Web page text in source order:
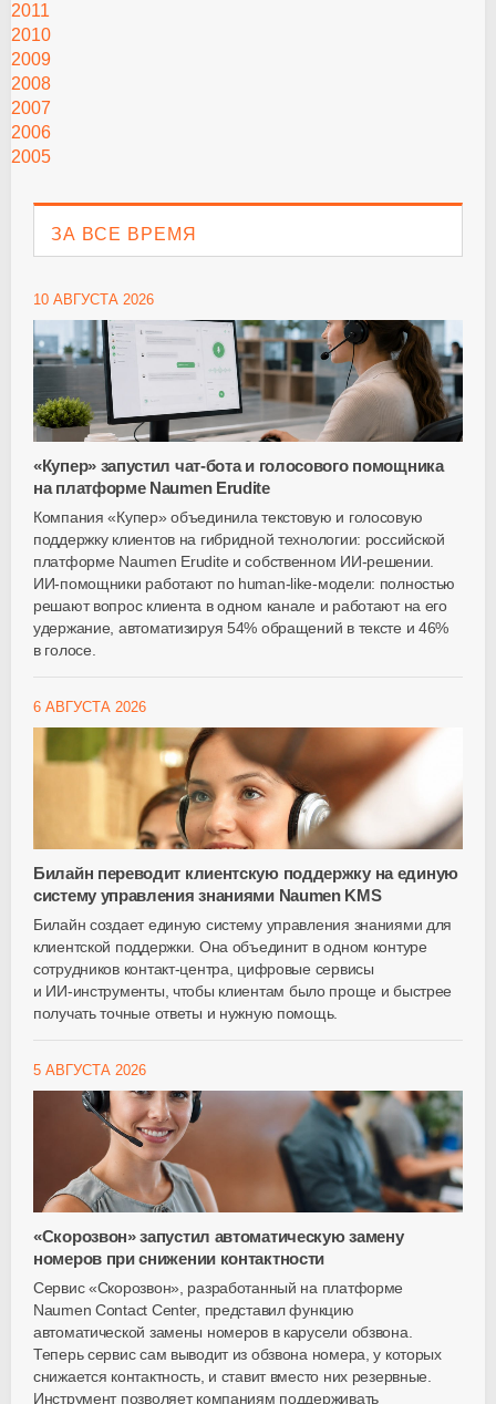
2011
2010
2009
2008
2007
2006
2005
ЗА ВСЕ ВРЕМЯ
10 АВГУСТА 2026
«Купер» запустил чат-бота и голосового помощника
на платформе Naumen Erudite
Компания «Купер» объединила текстовую и голосовую
поддержку клиентов на гибридной технологии: российской
платформе Naumen Erudite и собственном ИИ-решении.
ИИ-помощники работают по human-like-модели: полностью
решают вопрос клиента в одном канале и работают на его
удержание, автоматизируя 54% обращений в тексте и 46%
в голосе.
6 АВГУСТА 2026
Билайн переводит клиентскую поддержку на единую
систему управления знаниями Naumen KMS
Билайн создает единую систему управления знаниями для
клиентской поддержки. Она объединит в одном контуре
сотрудников контакт-центра , цифровые сервисы
и ИИ-инструменты , чтобы клиентам было проще и быстрее
получать точные ответы и нужную помощь.
5 АВГУСТА 2026
«Скорозвон» запустил автоматическую замену
номеров при снижении контактности
Сервис «Скорозвон», разработанный на платформе
Naumen Contact Center, представил функцию
автоматической замены номеров в карусели обзвона.
Теперь сервис сам выводит из обзвона номера, у которых
снижается контактность, и ставит вместо них резервные.
Инструмент позволяет компаниям поддерживать